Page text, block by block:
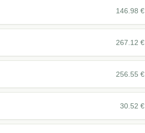
146.98 €
267.12 €
256.55 €
30.52 €